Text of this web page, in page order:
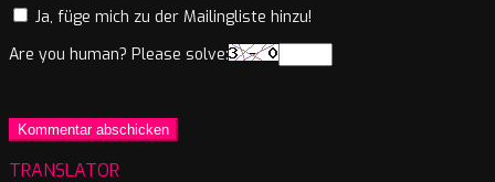
Ja, füge mich zu der Mailingliste hinzu!
Are you human? Please solve:
TRANSLATOR